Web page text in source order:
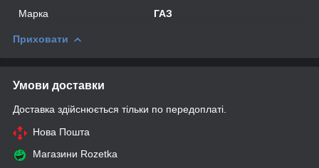
Марка
ГАЗ
Приховати
Умови доставки
Доставка здійснюється тільки по передоплаті.
Нова Пошта
Магазини Rozetka